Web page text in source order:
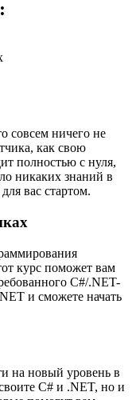
совсем ничего не
как свою
полностью с нуля,
никаких знаний в
вас стартом.
курс поможет вам
C#/.NET-
и сможете начать
на новый уровень в
C# и .NET, но и